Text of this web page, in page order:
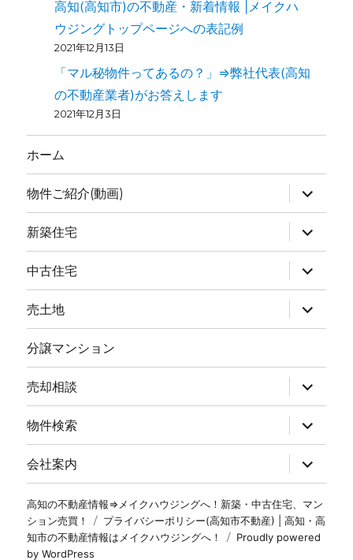
高知(高知市)の不動産・新着情報 |メイクハ
ウジングトップページへの表記例
2021年12月13日
「マル秘物件ってあるの？」⇒弊社代表(高知
の不動産業者)がお答えします
2021年12月3日
ホーム
物件ご紹介(動画)
新築住宅
中古住宅
売土地
分譲マンション
売却相談
物件検索
会社案内
高知の不動産情報⇒メイクハウジングへ！新築・中古住宅、マン
ション売買！
プライバシーポリシー(高知市不動産) | 高知・高
知市の不動産情報はメイクハウジングへ！
Proudly powered
by WordPress